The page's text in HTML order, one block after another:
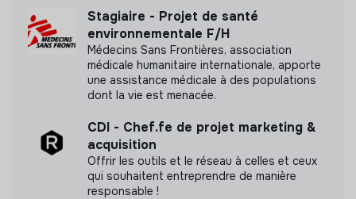
Comité social et économique (CSE)
Flexibilité du travail
Partage de la valeur
Équité salariale
Accessibilité des locaux
Politiques de non-discrimination
Recrutement inclusif
Stagiaire - Projet de santé
environnementale F/H
Médecins Sans Frontières, association
médicale humanitaire internationale, apporte
une assistance médicale à des populations
dont la vie est menacée.
CDI - Chef.fe de projet marketing &
acquisition
Offrir les outils et le réseau à celles et ceux
qui souhaitent entreprendre de manière
responsable !